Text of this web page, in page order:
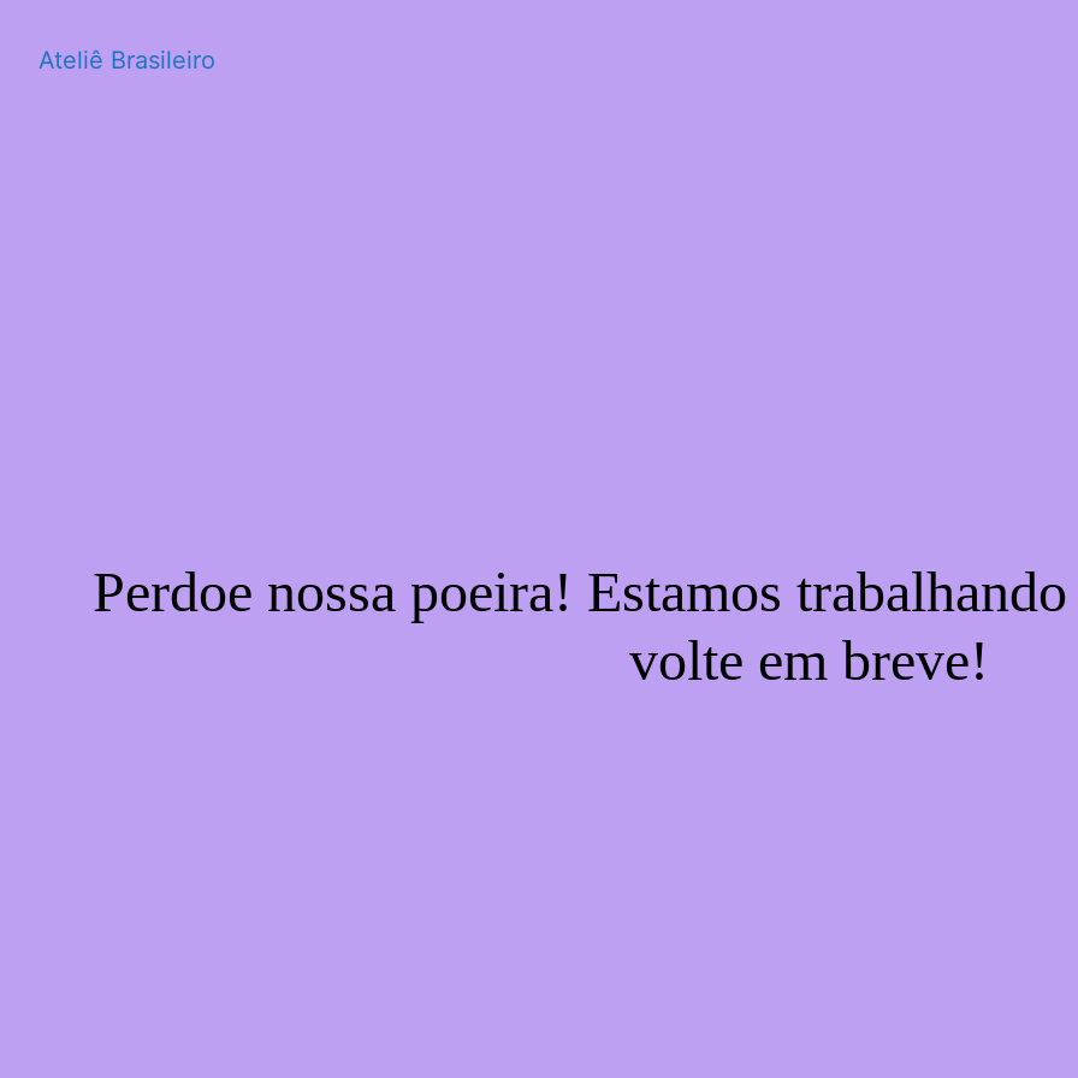
Ateliê Brasileiro
Perdoe nossa poeira! Estamos
volte em breve!